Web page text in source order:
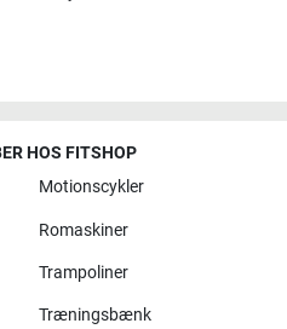
HOS FITSHOP
Motionscykler
Romaskiner
Trampoliner
Træningsbænk